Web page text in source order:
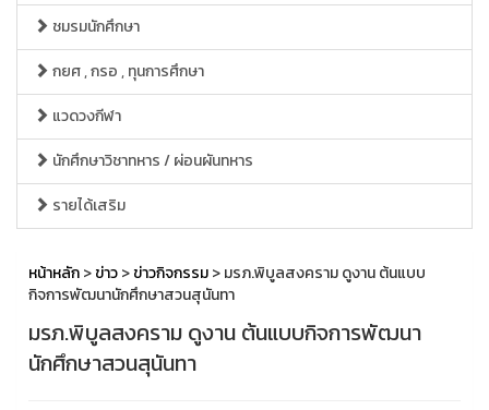
ชมรมนักศึกษา
กยศ , กรอ , ทุนการศึกษา
แวดวงกีฬา
นักศึกษาวิชาทหาร / ผ่อนผันทหาร
รายได้เสริม
หน้าหลัก>ข่าว>ข่าวกิจกรรม> มรภ.พิบูลสงคราม ดูงาน ต้นแบบ
กิจการพัฒนานักศึกษาสวนสุนันทา
มรภ.พิบูลสงคราม ดูงาน ต้นแบบกิจการพัฒนา
นักศึกษาสวนสุนันทา